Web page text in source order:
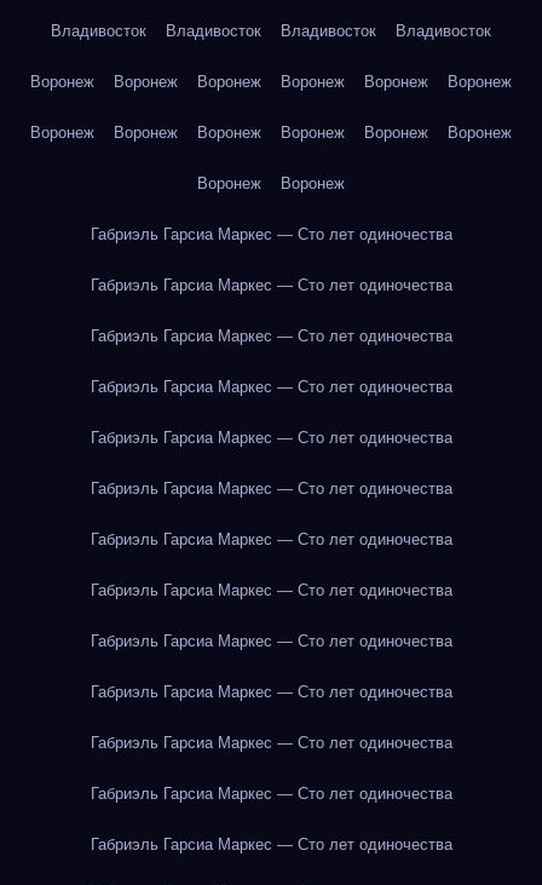
Владивосток Владивосток Владивосток Владивосток
Воронеж Воронеж Воронеж Воронеж Воронеж Воронеж
Воронеж Воронеж Воронеж Воронеж Воронеж Воронеж
Воронеж Воронеж
Габриэль Гарсиа Маркес — Сто лет одиночества
Габриэль Гарсиа Маркес — Сто лет одиночества
Габриэль Гарсиа Маркес — Сто лет одиночества
Габриэль Гарсиа Маркес — Сто лет одиночества
Габриэль Гарсиа Маркес — Сто лет одиночества
Габриэль Гарсиа Маркес — Сто лет одиночества
Габриэль Гарсиа Маркес — Сто лет одиночества
Габриэль Гарсиа Маркес — Сто лет одиночества
Габриэль Гарсиа Маркес — Сто лет одиночества
Габриэль Гарсиа Маркес — Сто лет одиночества
Габриэль Гарсиа Маркес — Сто лет одиночества
Габриэль Гарсиа Маркес — Сто лет одиночества
Габриэль Гарсиа Маркес — Сто лет одиночества